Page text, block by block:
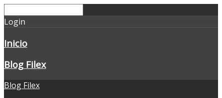
Login
Inicio
Blog Filex
Blog Filex